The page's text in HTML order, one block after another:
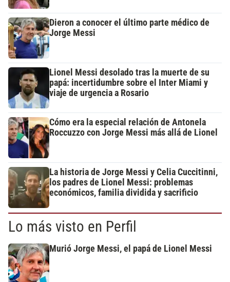
Dieron a conocer el último parte médico de
Jorge Messi
Lionel Messi desolado tras la muerte de su
papá: incertidumbre sobre el Inter Miami y
viaje de urgencia a Rosario
Cómo era la especial relación de Antonela
Roccuzzo con Jorge Messi más allá de Lionel
La historia de Jorge Messi y Celia Cuccitinni,
los padres de Lionel Messi: problemas
económicos, familia dividida y sacrificio
Lo más visto en Perfil
Murió Jorge Messi, el papá de Lionel Messi